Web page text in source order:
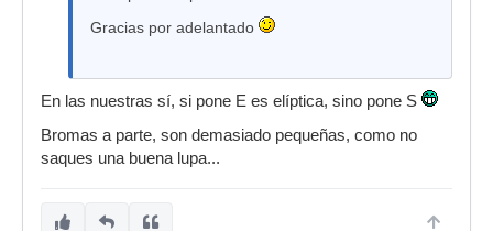
Gracias por adelantado
En las nuestras sí, si pone E es elíptica, sino pone S
Bromas a parte, son demasiado pequeñas, como no
saques una buena lupa...